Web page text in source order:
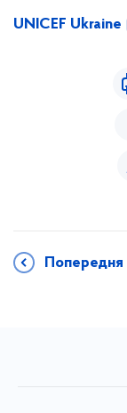
UNICEF Ukraine
Попередня